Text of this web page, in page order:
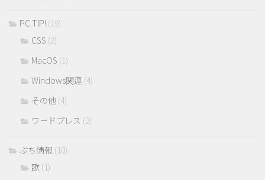
PC TIP! (19)
CSS (2)
MacOS (1)
Windows関連 (4)
その他 (4)
ワードプレス (2)
ぷち情報 (10)
歌 (1)